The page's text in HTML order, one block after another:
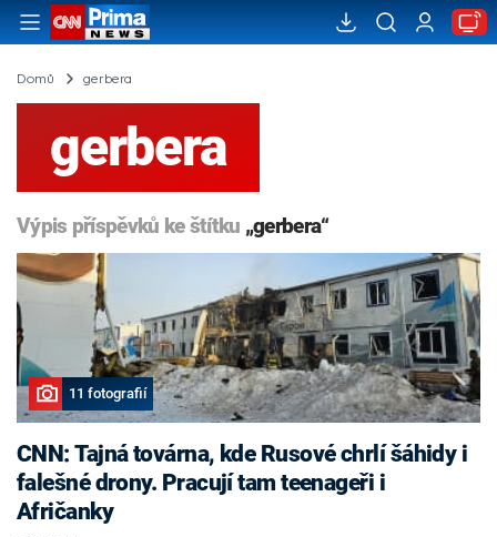
Domů gerbera
gerbera
Výpis příspěvků ke štítku „gerbera“
11 fotografií
CNN: Tajná továrna, kde Rusové chrlí šáhidy i
falešné drony. Pracují tam teenageři i
Afričanky